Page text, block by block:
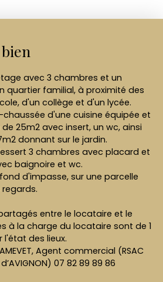
avec 3 chambres et un
quartier familial, à proximité des
d'un collège et d'un lycée.
d'une cuisine équipée et
25m2 avec insert, un wc, ainsi
donnant sur le jardin.
3 chambres avec placard et
baignoire et wc.
d'impasse, sur une parcelle
regards.
entre le locataire et le
à la charge du locataire sont de 1
l'état des lieux.
Agent commercial (RSAC
07 82 89 89 86